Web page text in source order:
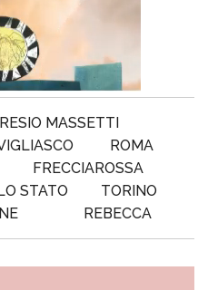
MASSETTI
ROMA
FRECCIAROSSA
STATO
TORINO
REBECCA